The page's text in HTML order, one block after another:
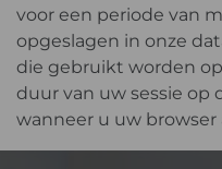
voor een periode van
opgeslagen in onze
die gebruikt worden
duur van uw sessie op
wanneer u uw browser